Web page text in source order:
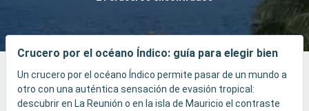
Fecha de salida
Puertos Compañías
Buscar
Crucero por el océano Índico: guía para elegir bien
Un crucero por el océano Índico permite pasar de un mundo a
otro con una auténtica sensación de evasión tropical:
descubrir en La Reunión o en la isla de Mauricio el contraste